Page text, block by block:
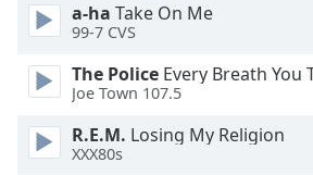
Picture
Fullscreen
This
modal
window.
a-ha Take On Me
99-7 CVS
The Police Every Breath You
Joe Town 107.5
R.E.M. Losing My Religion
XXX80s